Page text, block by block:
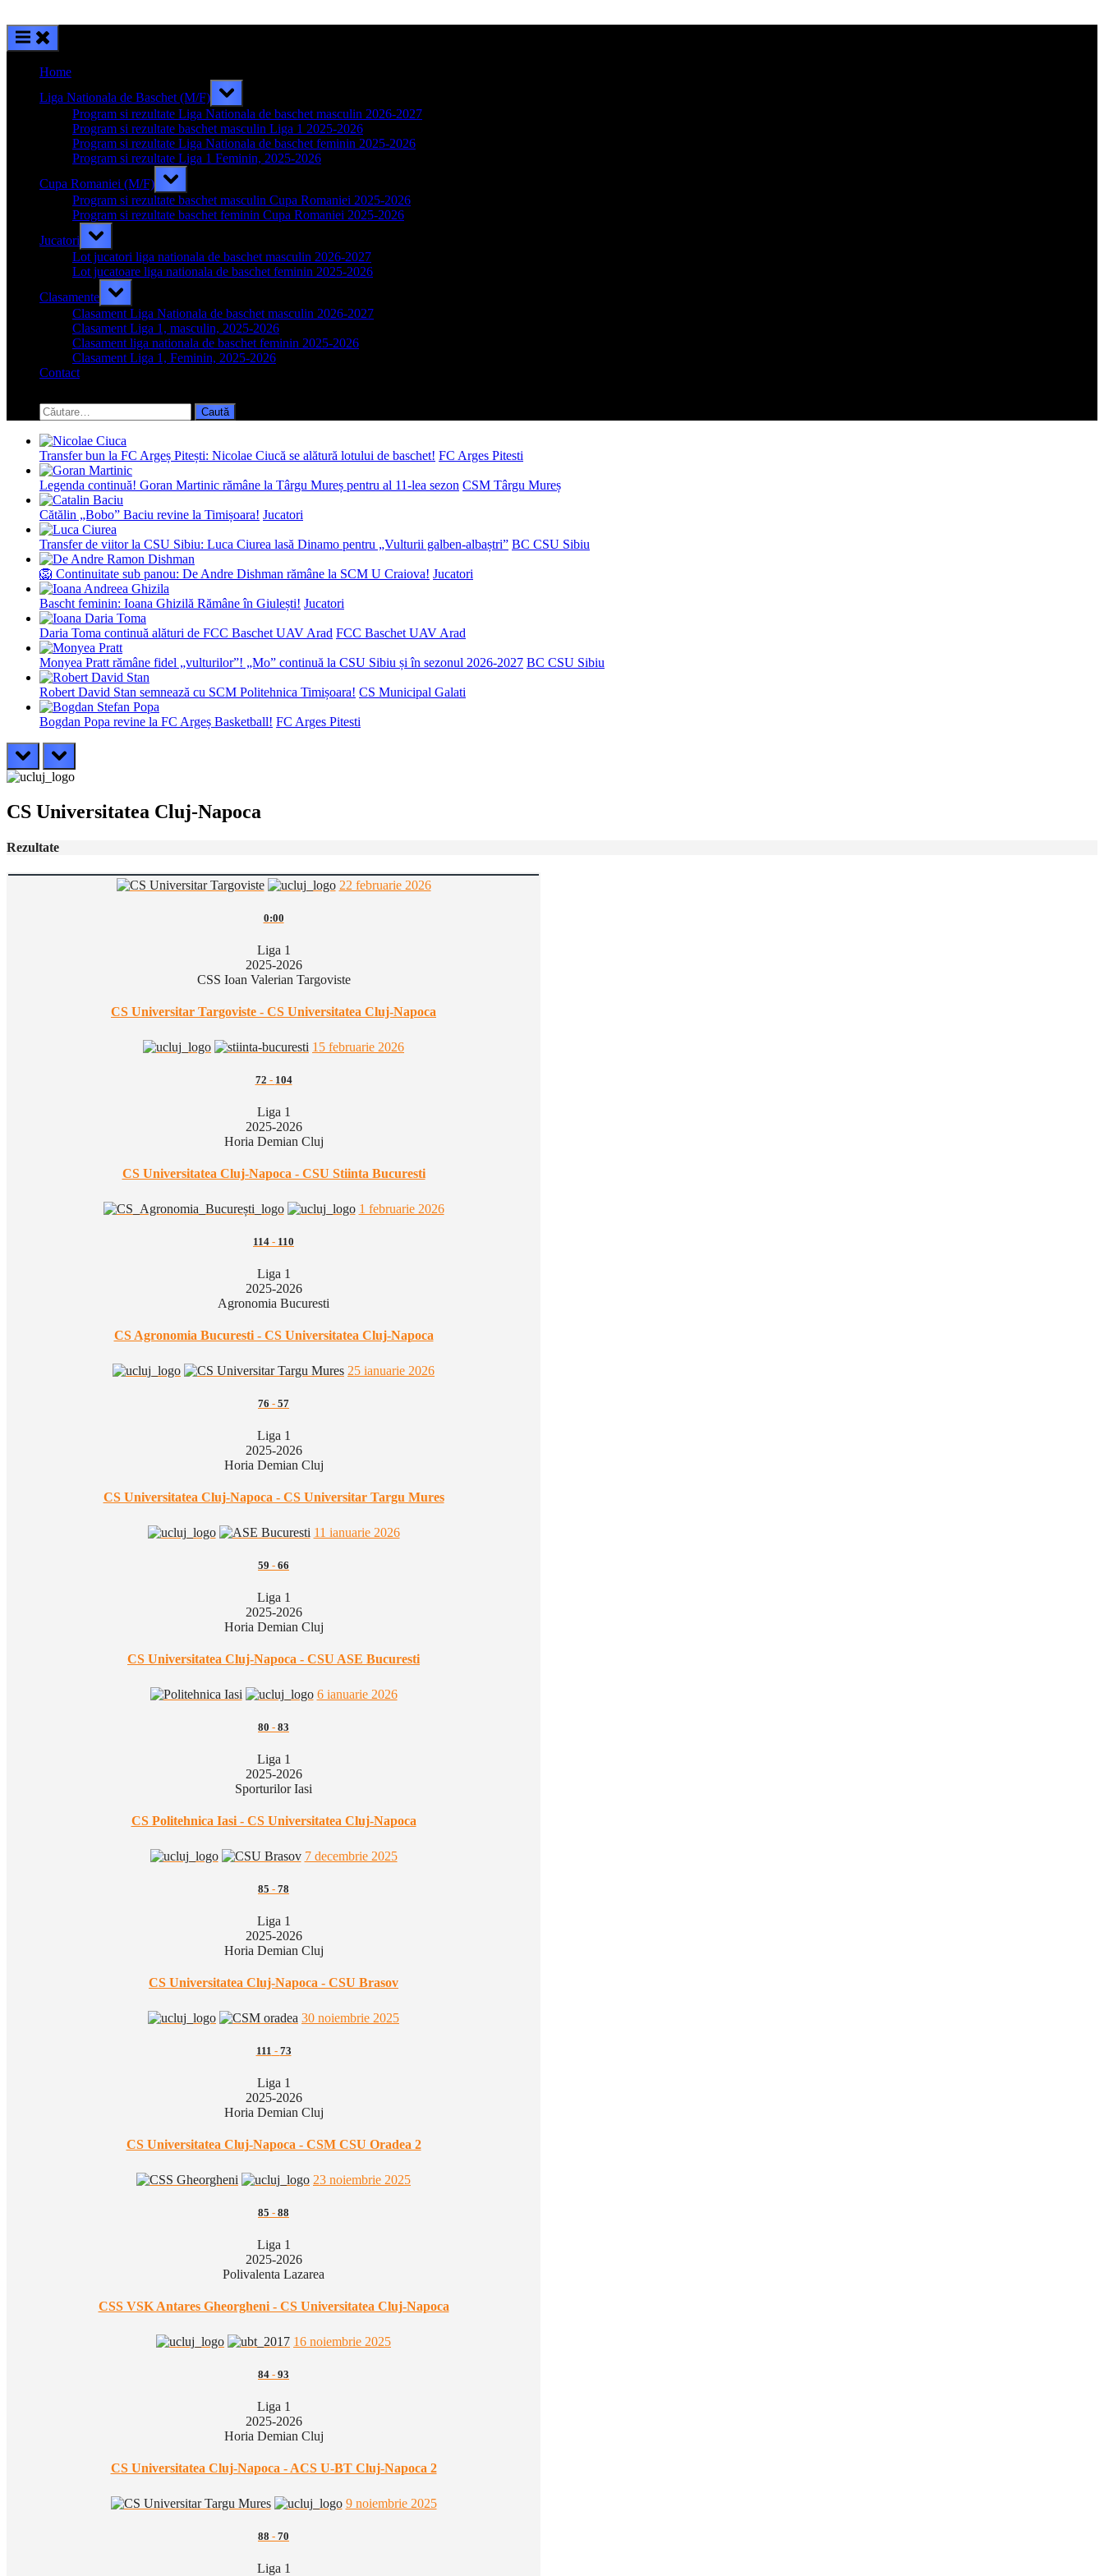
Home
Liga Nationala de Baschet (M/F)
Toggle
sub-
menu
Program si rezultate Liga Nationala de baschet masculin 2026-2027
Program si rezultate baschet masculin Liga 1 2025-2026
Program si rezultate Liga Nationala de baschet feminin 2025-2026
Program si rezultate Liga 1 Feminin, 2025-2026
Cupa Romaniei (M/F)
Toggle
sub-
menu
Program si rezultate baschet masculin Cupa Romaniei 2025-2026
Program si rezultate baschet feminin Cupa Romaniei 2025-2026
Jucatori
Toggle
sub-
menu
Lot jucatori liga nationala de baschet masculin 2026-2027
Lot jucatoare liga nationala de baschet feminin 2025-2026
Clasamente
Toggle
sub-
menu
Clasament Liga Nationala de baschet masculin 2026-2027
Clasament Liga 1, masculin, 2025-2026
Clasament liga nationala de baschet feminin 2025-2026
Clasament Liga 1, Feminin, 2025-2026
Contact
search
form
Caută
după:
Transfer bun la FC Argeș Pitești: Nicolae Ciucă se alătură lotului de baschet! FC Arges Pitesti
Legenda continuă! Goran Martinic rămâne la Târgu Mureș pentru al 11-lea sezon CSM Târgu Mureș
Cătălin „Bobo” Baciu revine la Timișoara! Jucatori
Transfer de viitor la CSU Sibiu: Luca Ciurea lasă Dinamo pentru „Vulturii galben-albaștri” BC CSU Sibiu
🦁 Continuitate sub panou: De Andre Dishman rămâne la SCM U Craiova! Jucatori
Bascht feminin: Ioana Ghizilă Rămâne în Giulești! Jucatori
Daria Toma continuă alături de FCC Baschet UAV Arad FCC Baschet UAV Arad
Monyea Pratt rămâne fidel „vulturilor”! „Mo” continuă la CSU Sibiu și în sezonul 2026-2027 BC CSU Sibiu
Robert David Stan semnează cu SCM Politehnica Timișoara! CS Municipal Galati
Bogdan Popa revine la FC Argeș Basketball! FC Arges Pitesti
prev next
CS Universitatea Cluj-Napoca
Rezultate
22 februarie 2026
0:00
Liga 1
2025-2026
CSS Ioan Valerian Targoviste
CS Universitar Targoviste - CS Universitatea Cluj-Napoca
15 februarie 2026
72 - 104
Liga 1
2025-2026
Horia Demian Cluj
CS Universitatea Cluj-Napoca - CSU Stiinta Bucuresti
1 februarie 2026
114 - 110
Liga 1
2025-2026
Agronomia Bucuresti
CS Agronomia Bucuresti - CS Universitatea Cluj-Napoca
25 ianuarie 2026
76 - 57
Liga 1
2025-2026
Horia Demian Cluj
CS Universitatea Cluj-Napoca - CS Universitar Targu Mures
11 ianuarie 2026
59 - 66
Liga 1
2025-2026
Horia Demian Cluj
CS Universitatea Cluj-Napoca - CSU ASE Bucuresti
6 ianuarie 2026
80 - 83
Liga 1
2025-2026
Sporturilor Iasi
CS Politehnica Iasi - CS Universitatea Cluj-Napoca
7 decembrie 2025
85 - 78
Liga 1
2025-2026
Horia Demian Cluj
CS Universitatea Cluj-Napoca - CSU Brasov
30 noiembrie 2025
111 - 73
Liga 1
2025-2026
Horia Demian Cluj
CS Universitatea Cluj-Napoca - CSM CSU Oradea 2
23 noiembrie 2025
85 - 88
Liga 1
2025-2026
Polivalenta Lazarea
CSS VSK Antares Gheorgheni - CS Universitatea Cluj-Napoca
16 noiembrie 2025
84 - 93
Liga 1
2025-2026
Horia Demian Cluj
CS Universitatea Cluj-Napoca - ACS U-BT Cluj-Napoca 2
9 noiembrie 2025
88 - 70
Liga 1